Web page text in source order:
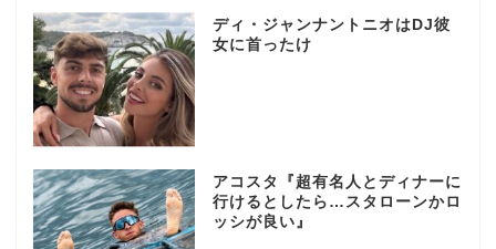
ディ・ジャンナントニオはDJ彼
女に首ったけ
アコスタ『超有名人とディナーに
行けるとしたら…スタローンかロ
ッシが良い』